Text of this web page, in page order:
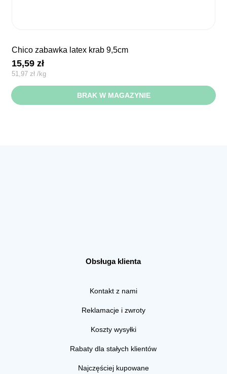
chico zabawka latex krab 9,5cm
15,59zł
51,97zł /kg
BRAK W MAGAZYNIE
Obsługa klienta
Kontakt z nami
Reklamacje i zwroty
Koszty wysyłki
Rabaty dla stałych klientów
Najczęściej kupowane